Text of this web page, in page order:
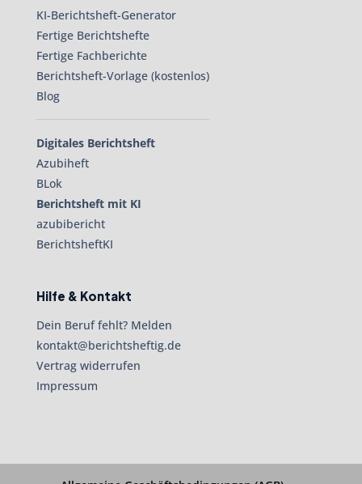
KI-Berichtsheft-Generator
Fertige Berichtshefte
Fertige Fachberichte
Berichtsheft-Vorlage (kostenlos)
Blog
Digitales Berichtsheft
Azubiheft
BLok
Berichtsheft mit KI
azubibericht
BerichtsheftKI
Hilfe & Kontakt
Dein Beruf fehlt? Melden
kontakt@berichtsheftig.de
Vertrag widerrufen
Impressum